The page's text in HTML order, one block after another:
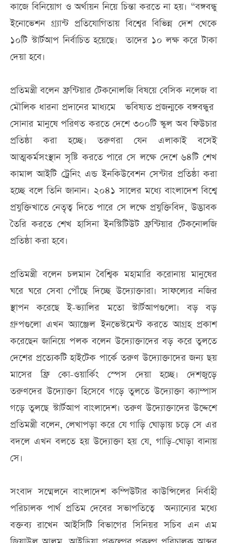
কাজে বিনিয়োগ ও অর্থায়ন নিয়ে চিন্তা করতে না হয়। “বঙ্গবন্ধু
ইনোভেশন গ্র্যান্ট প্রতিযোগিতায় বিশ্বের বিভিন্ন দেশ থেকে
১০টি স্টার্টআপ নির্বাচিত হয়েছে। তাদের ১০ লক্ষ করে টাকা
দেয়া হবে।
প্রতিমন্ত্রী বলেন ফ্রন্টিয়ার টেকনোলজি বিষয়ে বেসিক নলেজ বা
মৌলিক ধারনা প্রদানের মাধ্যমে ভবিষ্যত প্রজন্মকে বঙ্গবন্ধুর
সোনার মানুষে পরিণত করতে দেশে ৩০০টি স্কুল অব ফিউচার
প্রতিষ্ঠা করা হচ্ছে। তরুণরা যেন এলাকাই বসেই
আত্মকর্মসংস্থান সৃষ্টি করতে পারে সে লক্ষে দেশে ৬৪টি শেখ
কামাল আইটি ট্রেনিং এন্ড ইনকিউবেশন সেন্টার প্রতিষ্ঠা করা
হচ্ছে বলে তিনি জানান। ২০৪১ সালের মধ্যে বাংলাদেশ বিশ্বে
প্রযুক্তিখাতে নেতৃত্ব দিতে পারে সে লক্ষে প্রযুক্তিবিদ, উদ্ভাবক
তৈরি করতে শেখ হাসিনা ইনস্টিটিউট ফ্রন্টিয়ার টেকনোলজি
প্রতিষ্ঠা করা হবে।
প্রতিমন্ত্রী বলেন চলমান বৈশ্বিক মহামারি করোনায় মানুষের
ঘরে ঘরে সেবা পৌঁছে দিচ্ছে উদ্যোক্তারা। সাফল্যের নজির
স্থাপন করেছে ই-ভ্যালির মতো স্টার্টআপগুলো। বড় বড়
গ্রুপগুলো এখন অ্যাঞ্জেল ইনভেস্টমেন্ট করতে আগ্রহ প্রকাশ
করেছেন জানিয়ে পলক বলেন উদ্যোক্তাদের বড় করে তুলতে
দেশের প্রত্যেকটি হাইটেক পার্কে তরুণ উদ্যোক্তাদের জন্য ছয়
মাসের ফ্রি কো-ওয়ার্কিং স্পেস দেয়া হচ্ছে। দেশজুড়ে
তরুণদের উদ্যোক্তা হিসেবে গড়ে তুলতে উদ্যোক্তা ক্যাম্পাস
গড়ে তুলছে স্টার্টআপ বাংলাদেশ। তরুণ উদ্যোক্তাদের উদ্দেশে
প্রতিমন্ত্রী বলেন, লেখাপড়া করে যে গাড়ি ঘোড়ায় চড়ে সে এর
বদলে এখন বলতে হয় উদ্যোক্তা হয় যে, গাড়ি-ঘোড়া বানায়
সে।
সংবাদ সম্মেলনে বাংলাদেশ কম্পিউটার কাউন্সিলের নির্বাহী
পরিচালক পার্থ প্রতিম দেবের সভাপতিত্বে অন্যান্যের মধ্যে
বক্তব্য রাখেন আইসিটি বিভাগের সিনিয়র সচিব এন এম